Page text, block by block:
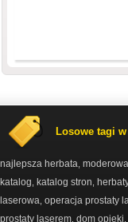
Losowe tagi
najlepsza herbata
katalog
katalog stron
laserowa operacja prostaty
prostaty laserem dom opieki